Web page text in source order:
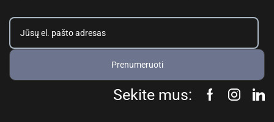
Prenumeruoti
Sekite mus: